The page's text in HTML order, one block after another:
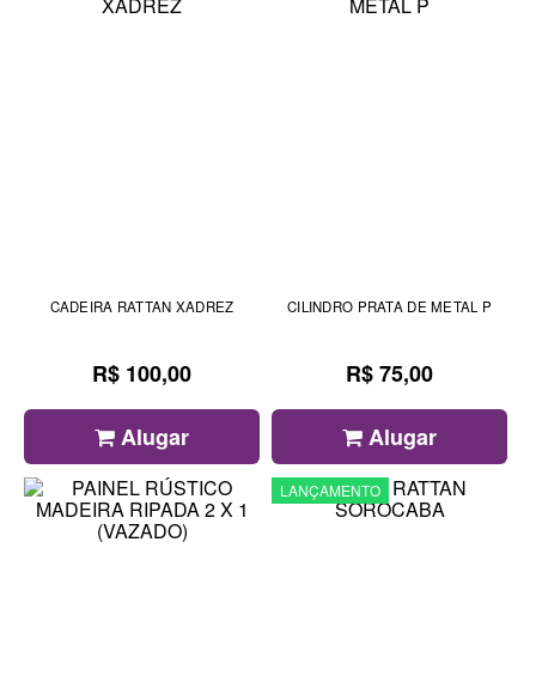
CADEIRA RATTAN XADREZ
R$ 100,00
Alugar
CILINDRO PRATA DE METAL P
R$ 75,00
Alugar
LANÇAMENTO